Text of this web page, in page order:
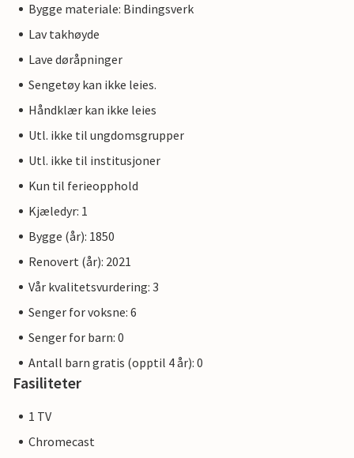
Bygge materiale: Bindingsverk
Lav takhøyde
Lave døråpninger
Sengetøy kan ikke leies.
Håndklær kan ikke leies
Utl. ikke til ungdomsgrupper
Utl. ikke til institusjoner
Kun til ferieopphold
Kjæledyr: 1
Bygge (år): 1850
Renovert (år): 2021
Vår kvalitetsvurdering: 3
Senger for voksne: 6
Senger for barn: 0
Antall barn gratis (opptil 4 år): 0
Fasiliteter
1 TV
Chromecast